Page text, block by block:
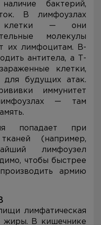
бактерий,
В лимфоузлах
клетки — они
молекулы
их лимфоцитам. В-
антитела, а Т-
клетки,
для будущих атак.
иммунитет
— там
попадает при
(например,
лимфоузел
чтобы быстрее
армию
лимфатическая
жиры. В кишечнике